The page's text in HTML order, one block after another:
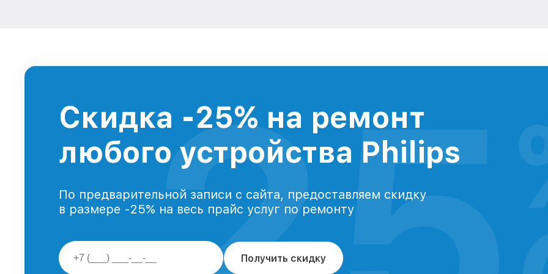
Скидка -25% на ремонт
любого устройства Philips
По предварительной записи с сайта, предоставляем скидку
в размере -25% на весь прайс услуг по ремонту
Получить скидку